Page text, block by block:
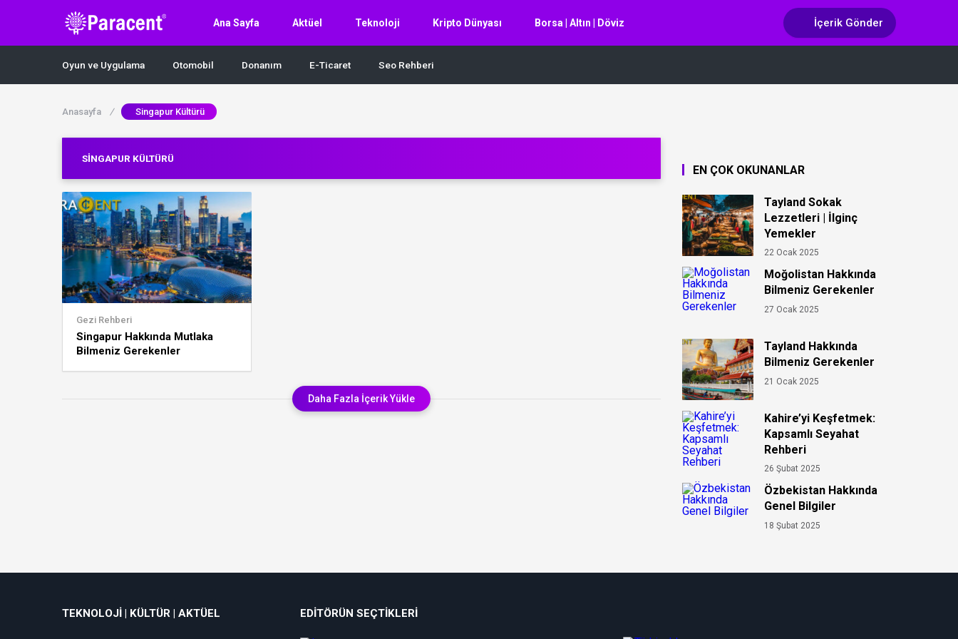
Ana Sayfa Aktüel Teknoloji Kripto Dünyası Borsa | Altın | Döviz İçerik Gönder
Oyun ve Uygulama Otomobil Donanım E-Ticaret Seo Rehberi
Anasayfa / Singapur Kültürü
SINGAPUR KÜLTÜRÜ
Gezi Rehberi
Singapur Hakkında Mutlaka
Bilmeniz Gerekenler
Daha Fazla İçerik Yükle
EN ÇOK OKUNANLAR
Tayland Sokak
Lezzetleri | İlginç
Yemekler
22 Ocak 2025
Moğolistan Hakkında
Bilmeniz Gerekenler
27 Ocak 2025
Tayland Hakkında
Bilmeniz Gerekenler
21 Ocak 2025
Kahire’yi Keşfetmek:
Kapsamlı Seyahat
Rehberi
26 Şubat 2025
Özbekistan Hakkında
Genel Bilgiler
18 Şubat 2025
TEKNOLOJI | KÜLTÜR | AKTÜEL EDITÖRÜN SEÇTIKLERI